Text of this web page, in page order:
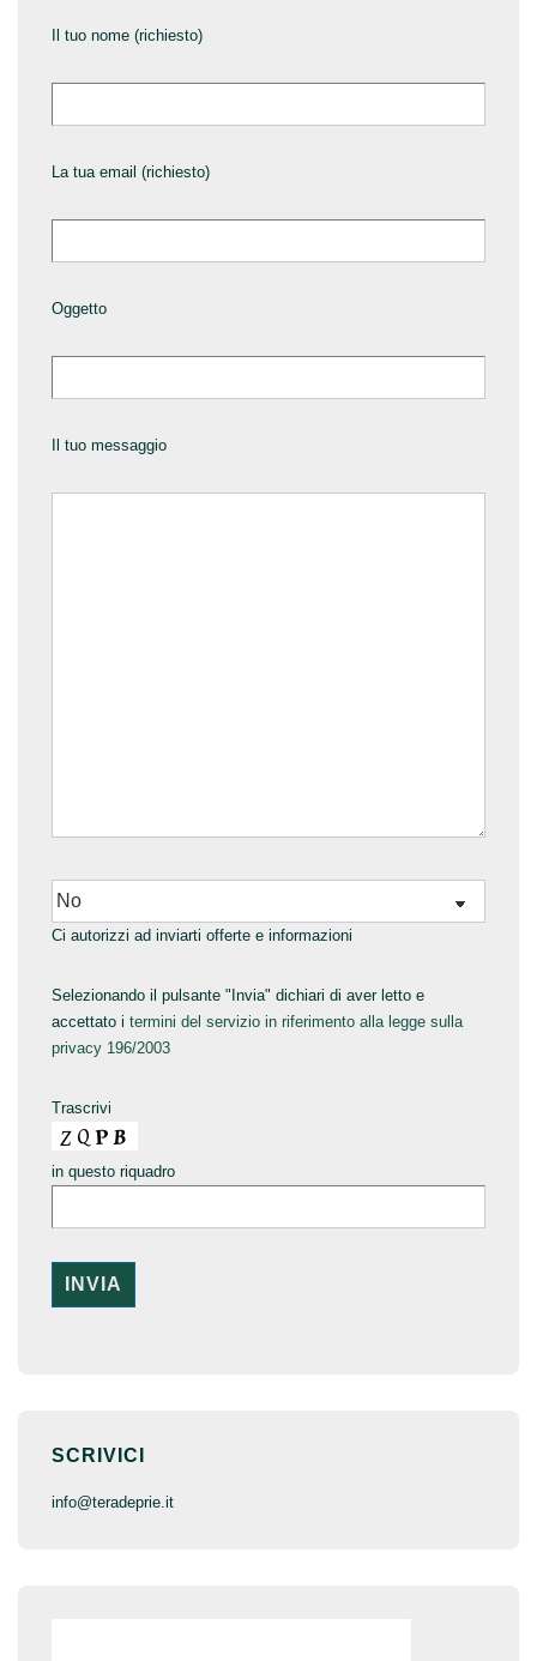
Il tuo nome (richiesto)
La tua email (richiesto)
Oggetto
Il tuo messaggio
Ci autorizzi ad inviarti offerte e informazioni
Selezionando il pulsante "Invia" dichiari di aver letto e
accettato i termini del servizio in riferimento alla legge sulla
privacy 196/2003
Trascrivi
in questo riquadro
SCRIVICI
info@teradeprie.it